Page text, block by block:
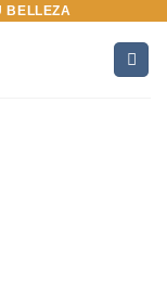
BELLEZA